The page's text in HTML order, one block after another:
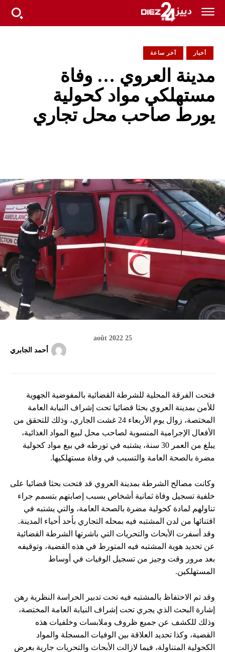
آخر ساعة أخبار
مدينة العروي … وفاة
مستهلكي مواد كحولية
يورط صاحب محل تجاري
25 août 2022
أحمد الجابري
فتحت الفرقة المحلية للشرطة القضائية بالمفوضية الجهوية
للأمن بمدينة العروي بحثا قضائيا تحت إشراف النيابة العامة
المختصة، زوال يوم الأربعاء 24 غشت الجاري، وذلك للتحقق من
الأفعال الإجرامية المنسوبة لصاحب محل لبيع المواد الغذائية،
يبلغ من العمر 30 سنة، يشتبه في تورطه في بيع مواد كحولية
مضرة بالصحة العامة والتسبب في وفاة مستهلكيها.
وكانت مصالح الشرطة بمدينة العروي قد فتحت بحثا قضائيا على
خلفية تسجيل وفاة ثمانية أشخاص بسبب إصابتهم بتسمم جراء
تناولهم لمادة كحولية مضرة بالصحة العامة، والتي يشتبه في
اقتنائها من لدن المشتبه فيه بمحله التجاري بأحد أحياء المدينة.
وقد أسفرت الأبحاث والتحريات التي باشرتها الشرطة القضائية
عن تحديد هوية المشتبه فيه المتورط في هذه القضية، وتوقيفه
بعد مرور وقت وجيز من تسجيل الوفيات في أوساط
المستهلكين.
وقد تم الاحتفاظ بالمشتبه فيه تحت تدبير الحراسة النظرية رهن
إشارة البحث الذي يجري تحت إشراف النيابة العامة المختصة،
وذلك للكشف عن جميع ظروف وملابسات وخلفيات هذه
القضية، وكذا تحديد العلاقة بين الوفيات المسجلة والمواد
الكحولية المتناولة، فيما لازالت الأبحاث والتحريات جارية بغرض